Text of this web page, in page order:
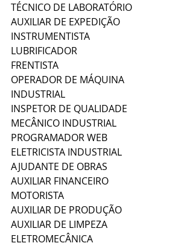
TÉCNICO DE LABORATÓRIO
AUXILIAR DE EXPEDIÇÃO
INSTRUMENTISTA
LUBRIFICADOR
FRENTISTA
OPERADOR DE MÁQUINA
INDUSTRIAL
INSPETOR DE QUALIDADE
MECÂNICO INDUSTRIAL
PROGRAMADOR WEB
ELETRICISTA INDUSTRIAL
AJUDANTE DE OBRAS
AUXILIAR FINANCEIRO
MOTORISTA
AUXILIAR DE PRODUÇÃO
AUXILIAR DE LIMPEZA
ELETROMECÂNICA